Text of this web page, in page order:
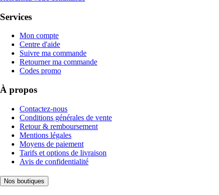
Services
Mon compte
Centre d'aide
Suivre ma commande
Retourner ma commande
Codes promo
À propos
Contactez-nous
Conditions générales de vente
Retour & remboursement
Mentions légales
Moyens de paiement
Tarifs et options de livraison
Avis de confidentialité
Nos boutiques